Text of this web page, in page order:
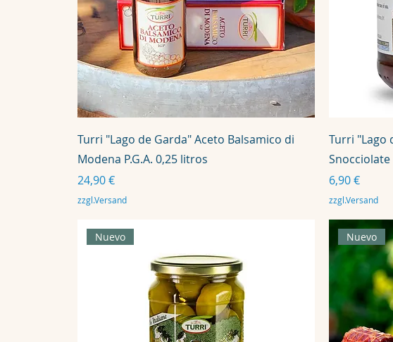
Turri "Lago de Garda" Aceto Balsamico di
Modena P.G.A. 0,25 litros
Precio
24,90 €
zzgl.Versand
Turri "Lago
Snocciolate
Precio
6,90 €
zzgl.Versand
Nuevo Nuevo